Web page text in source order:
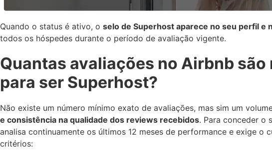
Quando o status é ativo, o selo de Superhost aparece no seu perfil e
todos os hóspedes durante o período de avaliação vigente.
Quantas avaliações no Airbnb
para ser Superhost?
Não existe um número mínimo exato de avaliações, mas sim um
e consistência na qualidade dos reviews recebidos. Para conceder o
analisa continuamente os últimos 12 meses de performance e exige o
critérios: